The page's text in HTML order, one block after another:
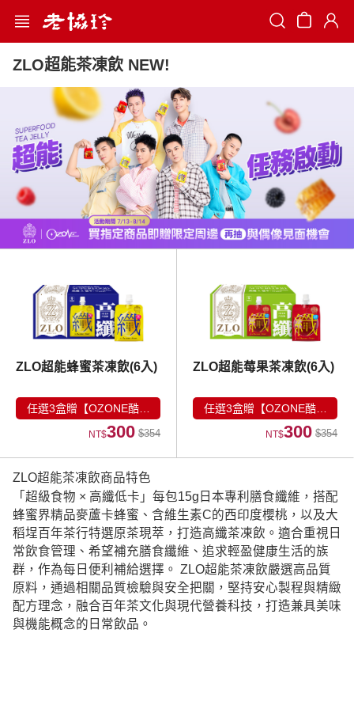
Search
ZLO超能茶凍飲 NEW!
ZLO超能蜂蜜茶凍飲(6入)
任選3盒贈【OZONE酷卡
組】NT$300 $354
ZLO超能莓果茶凍飲(6入)
任選3盒贈【OZONE酷卡
組】NT$300 $354
ZLO超能茶凍飲商品特色
「超級食物 × 高纖低卡」每包15g日本專利膳食纖維，搭配
蜂蜜界精品麥蘆卡蜂蜜、含維生素C的西印度櫻桃，以及大
稻埕百年茶行特選原茶現萃，打造高纖茶凍飲。適合重視日
常飲食管理、希望補充膳食纖維、追求輕盈健康生活的族
群，作為每日便利補給選擇。 ZLO超能茶凍飲嚴選高品質
原料，通過相關品質檢驗與安全把關，堅持安心製程與精緻
配方理念，融合百年茶文化與現代營養科技，打造兼具美味
與機能概念的日常飲品。